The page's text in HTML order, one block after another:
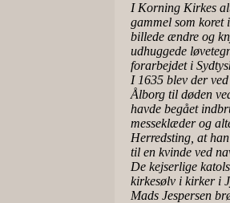
I Korning Kirkes
gammel som
billede ændre og
udhuggede
forarbejdet i
I 1635 blev der
Ålborg til døden
havde begået
messeklæder og
Herredsting, at
til en kvinde ved
De kejserlige
kirkesølv i kirker i
Mads Jespersen